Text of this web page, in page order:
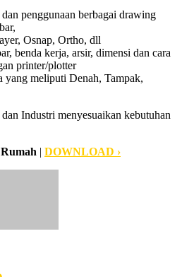
penggunaan berbagai drawing
Osnap, Ortho, dll
benda kerja, arsir, dimensi dan cara
printer/plotter
yang meliputi Denah, Tampak,
Industri menyesuaikan kebutuhan
| DOWNLOAD ›